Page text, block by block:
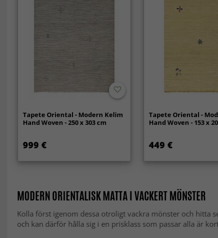
Tapete Oriental - Modern Kelim
Hand Woven - 250 x 303 cm
999 €
Tapete Oriental -
Hand Woven - 153 x
449 €
MODERN ORIENTALISK MATTA I VACKERT MÖNSTER
Kolla först igenom dessa otroligt vackra mönster och hitta
och kan därför hålla sig i en prisklass som passar alla är